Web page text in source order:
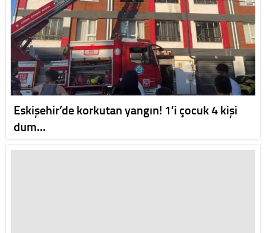
Eskişehir’de korkutan yangın! 1’i çocuk 4 kişi
dum…